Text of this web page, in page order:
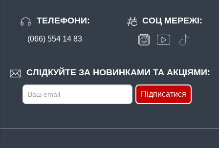
ТЕЛЕФОНИ:
(066) 554 14 83
СЛІДКУЙТЕ ЗА НОВИНКАМИ ТА АКЦІЯМИ:
Підписатися
СОЦ МЕРЕЖІ: